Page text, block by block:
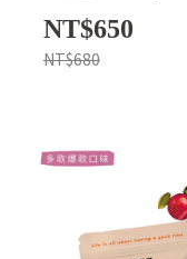
NT$650
NT$680